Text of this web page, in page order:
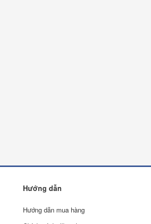
Hướng dẫn
Hướng dẫn mua hàng